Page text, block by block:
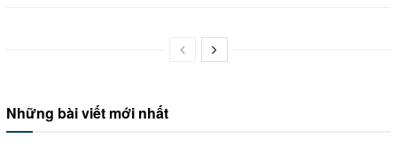
Những bài viết mới nhất